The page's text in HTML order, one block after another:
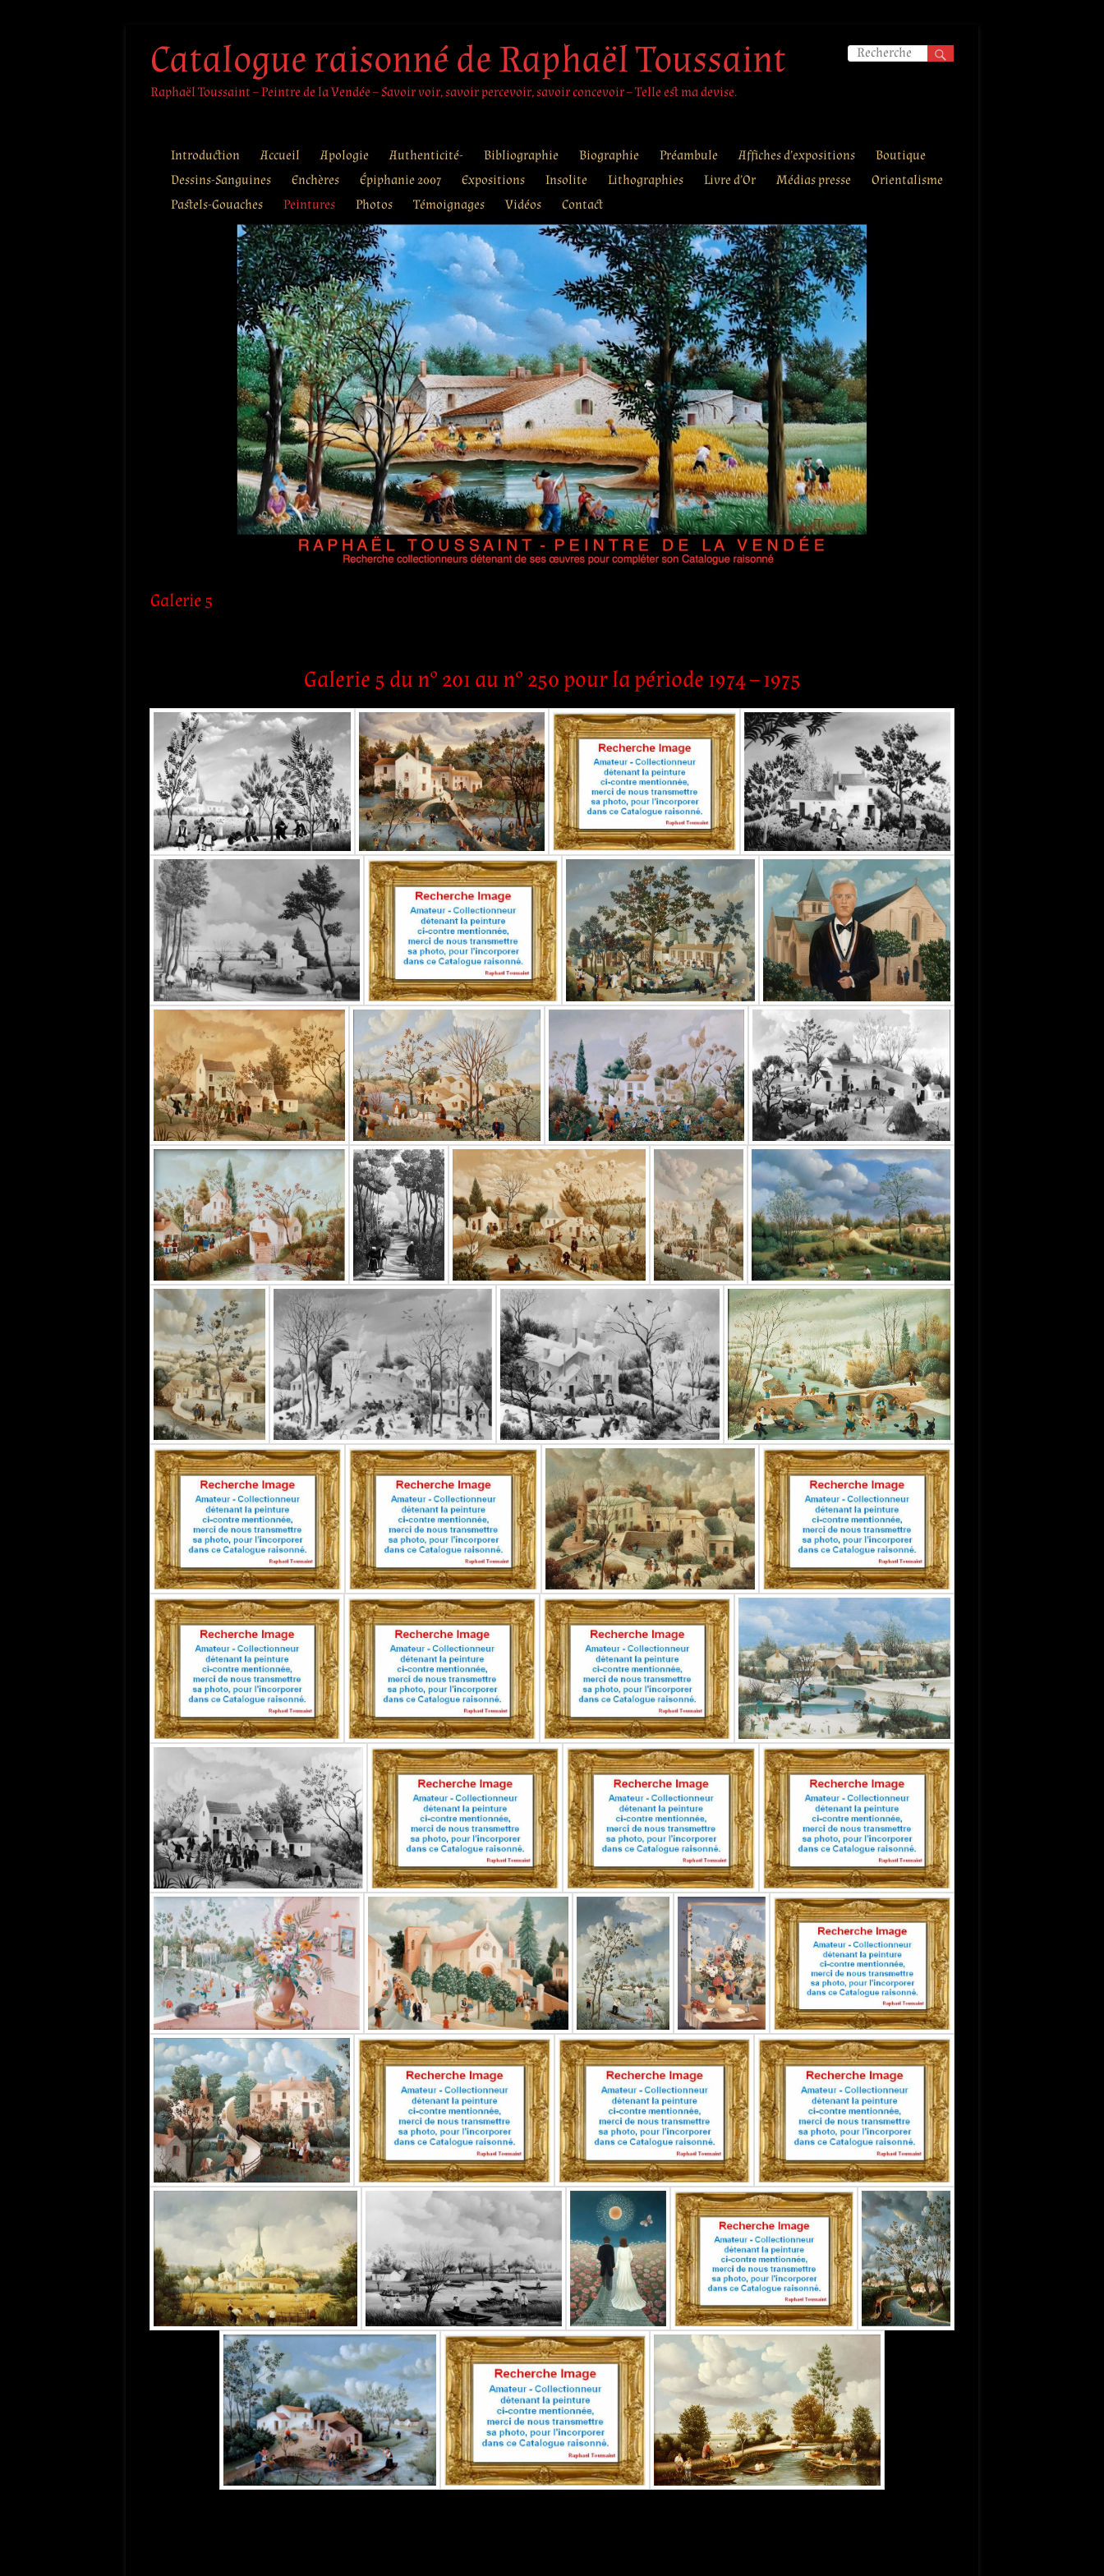
contenuCatalogue raisonné de Raphaël Toussaint
Raphaël Toussaint – Peintre de la Vendée – Savoir voir, savoir percevoir, savoir concevoir – Telle est ma devise.
Introduction Accueil Apologie Authenticité- Bibliographie Biographie Préambule Affiches d’expositions
Boutique
Dessins-Sanguines
Enchères Épiphanie 2007 Expositions Insolite Lithographies Livre d’Or Médias presse
Orientalisme
Pastels-Gouaches
Peintures Photos Témoignages Vidéos Contact
Galerie 5
Galerie 5 du n° 201 au n° 250 pour la période 1974 – 1975